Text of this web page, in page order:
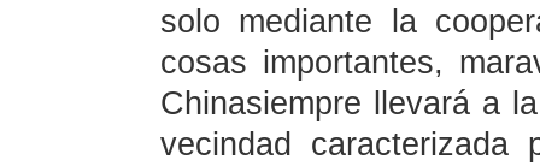
solo mediante la
cosas importantes,
Chinasiempre llevará a
vecindad